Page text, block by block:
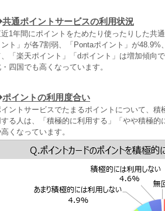
共通ポイントサービスの利用状況
1年間にポイントをためたり使ったりした共
ント」が各7割弱、「Pontaポイント」が
「楽天ポイント」「dポイント」は増加傾向
四国でも高くなっています。
ポイントの利用度合い
ントサービスでたまるポイントについて、
する人は、「積極的に利用する」「やや積極
くなっています。